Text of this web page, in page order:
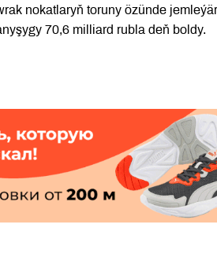
nokatlaryň toruny özünde
70,6 milliard rubla deň boldy.